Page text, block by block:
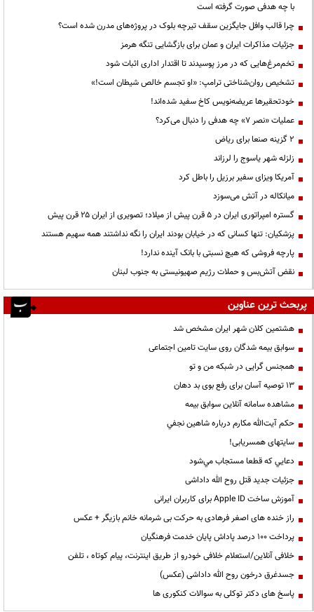
با چه هدفی صورت گرفته است
چرا قالب وافل جایگزین سقف تیرچه بلوک در پروژه‌های مدرن شده است؟
جزئیات مذاکرات ایران و عمان برای بازگشایی تنگه هرمز
تخم‌مرغ‌هایی که در مرز پوسیدند تا اقتدار اداری اثبات شود
تشخیص روان‌شناختی ترامپ: «او تجسم خالص شیطان است!»
خودتحقیرها عریضه‌نویس کاخ سفید شده‌اند!
عملیات «نصر ۷» چه هدفی را دنبال می‌کرد؟
۲ گزینه صنعا برای ریاض
زلزله شهر یاسوج را لرزاند
آمریکا ویزای سفیر برزیل را باطل کرد
میانکاله در آتش می‌سوزد
گستره امپراتوری ایران در ۵ قرن پیش از میلاد؛ تصویری از ایران ۲۵ قرن پیش
پزشکیان: تنها کسانی که در خیابان بودند ایران را نگه نداشتند همه سهیم هستند
پارچه فروشی که هیچ نسبتی با بانک آینده ندارد!
نقض آتش‌بس و حملات رژیم صهیونیستی به جنوب لبنان
پربحث ترین عناوین
هشتمین کلان شهر ایران مشخص شد
سوابق بیمه شدگان روی سایت تامین اجتماعی
همجنس گرایی در شبکه من و تو
13 توصیه آسان برای رفع بوی بد دهان
مشاهده سامانه آنلاين سوابق بیمه
حكم آيت‌الله مكارم درباره شاهين نجفي
سایتهای همسریابی!
دعايي كه قطعا مستجاب مي‌شود
جزئیات جدید قتل روح الله داداشی
آموزش ساخت Apple ID برای کاربران ایرانی
راز خنده های اصغر فرهادی به حرکت بی شرمانه خانم بازیگر + عکس
پرداخت ۱۰۰ درصد پاداش پایان خدمت فرهنگیان
خلافی آنلاین/استعلام خلافی خودرو از طریق اینترنت، پیام کوتاه ، تلفن
جسدغرق درخون روح الله داداشی (عکس)
پاسخ های دکتر توکلی به سوالات کنکوری ها